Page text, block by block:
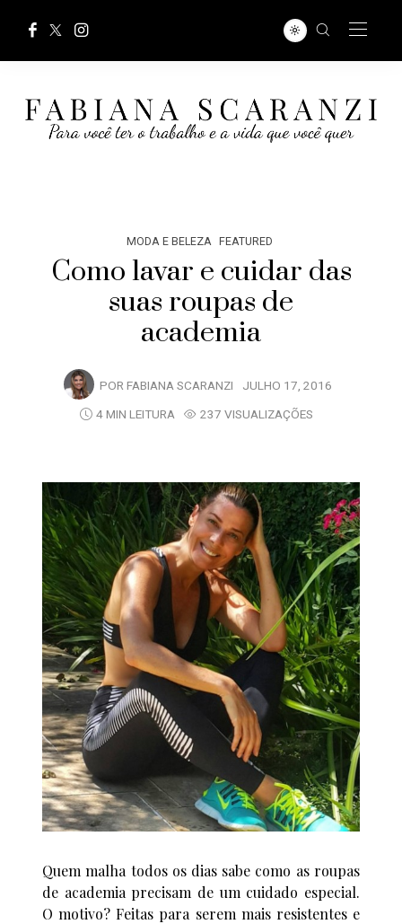
MODA E BELEZA FEATURED
Como lavar e cuidar das
suas roupas de
academia
POR FABIANA SCARANZI JULHO 17, 2016
4 MIN LEITURA
237 VISUALIZAÇÕES
Quem malha todos os dias sabe como as roupas
de academia precisam de um cuidado especial.
O motivo? Feitas para serem mais resistentes e